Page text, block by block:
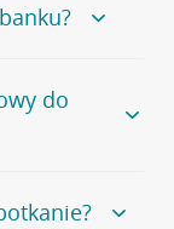
na
się
do
numeru